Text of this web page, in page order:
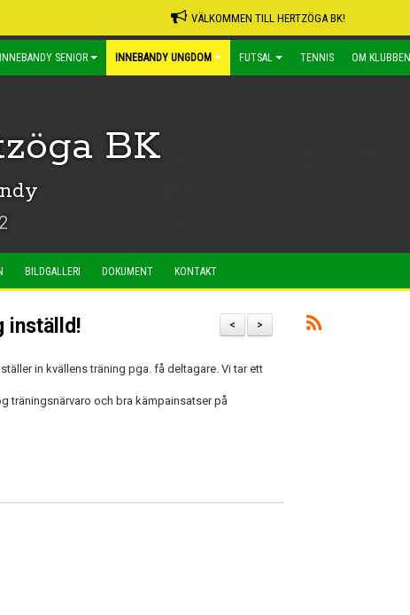
VÄLKOMMEN TILL HERTZÖGA BK!
INNEBANDY SENIOR INNEBANDY UNGDOM FUTSAL TENNIS OM KLUBBEN
BK
BILDGALLERI DOKUMENT KONTAKT
>
<
inställd!
in kvällens träning pga. få deltagare. Vi tar ett
träningsnärvaro och bra kämpainsatser på